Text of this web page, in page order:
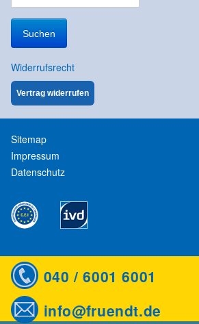
Suchen
nach:
Widerrufsrecht
Vertrag widerrufen
Sitemap
Impressum
Datenschutz
040 / 6001 6001
info@fruendt.de